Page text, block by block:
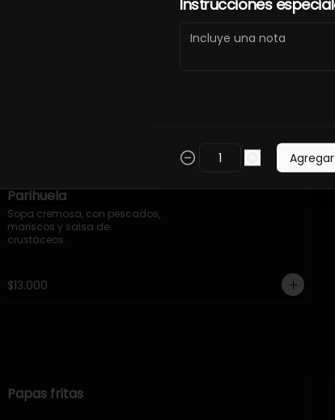
Parihuela
Sopa cremosa, con pescados,
mariscos y salsa de
crustáceos.
$13.000
Papas fritas
Instrucciones
Agregar